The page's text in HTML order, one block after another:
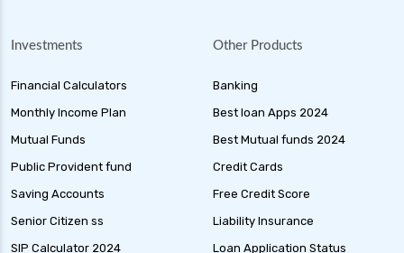
Investments
Financial Calculators
Monthly Income Plan
Mutual Funds
Public Provident fund
Saving Accounts
Senior Citizen ss
SIP Calculator 2024
Other Products
Banking
Best loan Apps 2024
Best Mutual funds 2024
Credit Cards
Free Credit Score
Liability Insurance
Loan Application Status